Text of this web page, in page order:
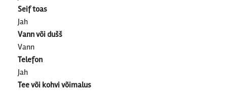
Seif toas
Jah
Vann või dušš
Vann
Telefon
Jah
Tee või kohvi võimalus